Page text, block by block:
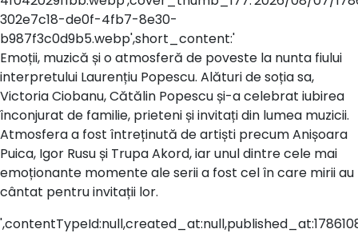
302e7c18-de0f-4fb7-8e30-
b987f3c0d9b5.webp',short_content:'
Emoții, muzică și o atmosferă de poveste la nunta fiului
interpretului Laurențiu Popescu. Alături de soția sa,
Victoria Ciobanu, Cătălin Popescu și-a celebrat iubirea
înconjurat de familie, prieteni și invitați din lumea muzicii.
Atmosfera a fost întreținută de artiști precum Anișoara
Puica, Igor Rusu și Trupa Akord, iar unul dintre cele mai
emoționante momente ale serii a fost cel în care mirii au
cântat pentru invitații lor.